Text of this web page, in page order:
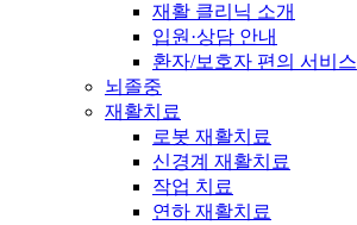
재활 클리닉 소개
입원·상담 안내
환자/보호자 편의 서비스
뇌졸중
재활치료
로봇 재활치료
신경계 재활치료
작업 치료
연하 재활치료